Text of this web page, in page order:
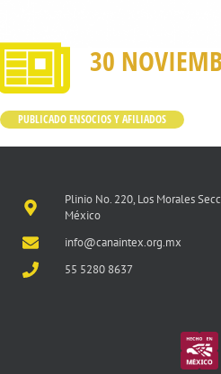
30
PUBLICADO ENSOCIOS Y AFILIADOS
Plinio No. 220, Los Morales
México
info@canaintex.org.mx
55 5280 8637